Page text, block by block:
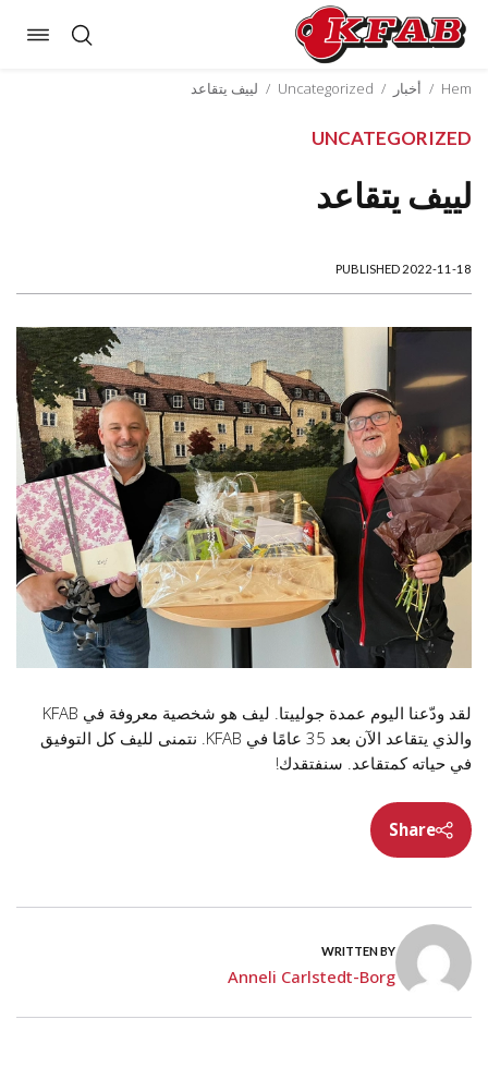
Skip
content
Hem
/ أخبار /
Uncategorized
/ لييف يتقاعد
UNCATEGORIZED
لييف يتقاعد
PUBLISHED 2022-11-18
لقد ودّعنا اليوم عمدة جولييتا. ليف هو شخصية معروفة في KFAB
والذي يتقاعد الآن بعد 35 عامًا في KFAB. نتمنى لليف كل التوفيق
في حياته كمتقاعد. سنفتقدك!
Share
WRITTEN BY
Anneli Carlstedt-Borg